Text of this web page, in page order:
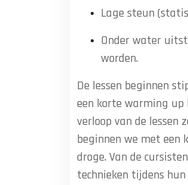
Lage steun
Onder water
worden.
De lessen beginnen
een korte warming up
verloop van de lessen
beginnen we met een
droge. Van de
technieken tijdens